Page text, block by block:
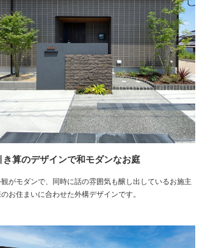
き算のデザインで和モダンなお庭
観がモダンで、同時に話の雰囲気も醸し出しているお施主
お住まいに合わせた外構デザインです。